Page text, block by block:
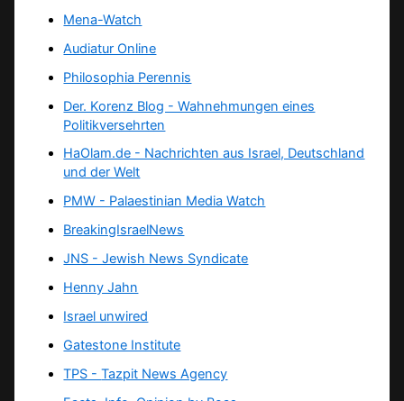
Mena-Watch
Audiatur Online
Philosophia Perennis
Der. Korenz Blog - Wahnehmungen eines
Politikversehrten
HaOlam.de - Nachrichten aus Israel, Deutschland
und der Welt
PMW - Palaestinian Media Watch
BreakingIsraelNews
JNS - Jewish News Syndicate
Henny Jahn
Israel unwired
Gatestone Institute
TPS -Tazpit News Agency